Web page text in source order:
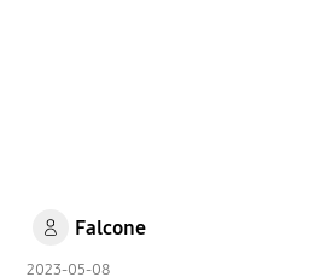
Falcone
2023-05-08